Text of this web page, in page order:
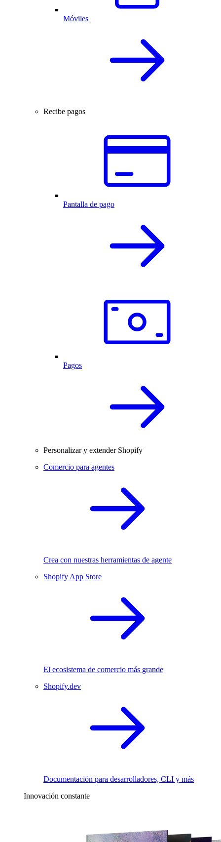
Móviles
Recibe pagos
Pantalla de pago
Pagos
Personalizar y extender Shopify
Comercio para agentes
Crea con nuestras herramientas de agente
Shopify App Store
El ecosistema de comercio más grande
Shopify.dev
Documentación para desarrolladores, CLI y más
Innovación constante